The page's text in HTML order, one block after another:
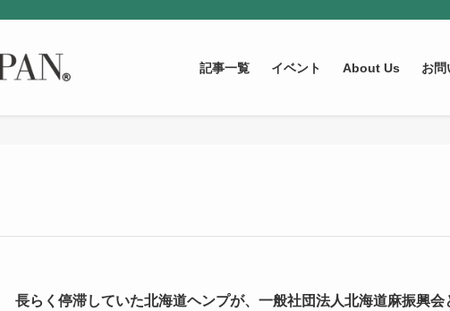
記事一覧 イベント About Us お問
長らく停滞していた北海道ヘンプが、一般社団法人北海道麻振興会